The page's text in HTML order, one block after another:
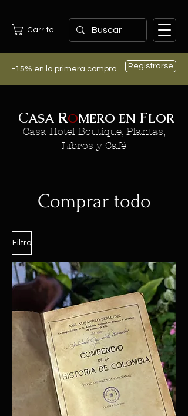
-15% en la primera compra Registrarse
Carrito
CASA ROMERO EN FLOR
Casa Hotel Boutique, Plantas,
Libros y Café
Comprar todo
Filtro